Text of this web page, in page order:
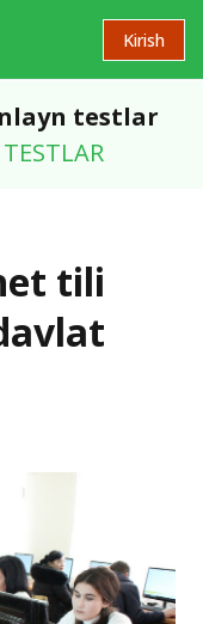
Kirish
testlar
tili